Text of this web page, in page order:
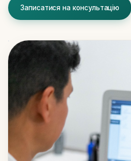
Записатися на консультацію